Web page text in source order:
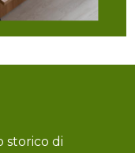
storico di